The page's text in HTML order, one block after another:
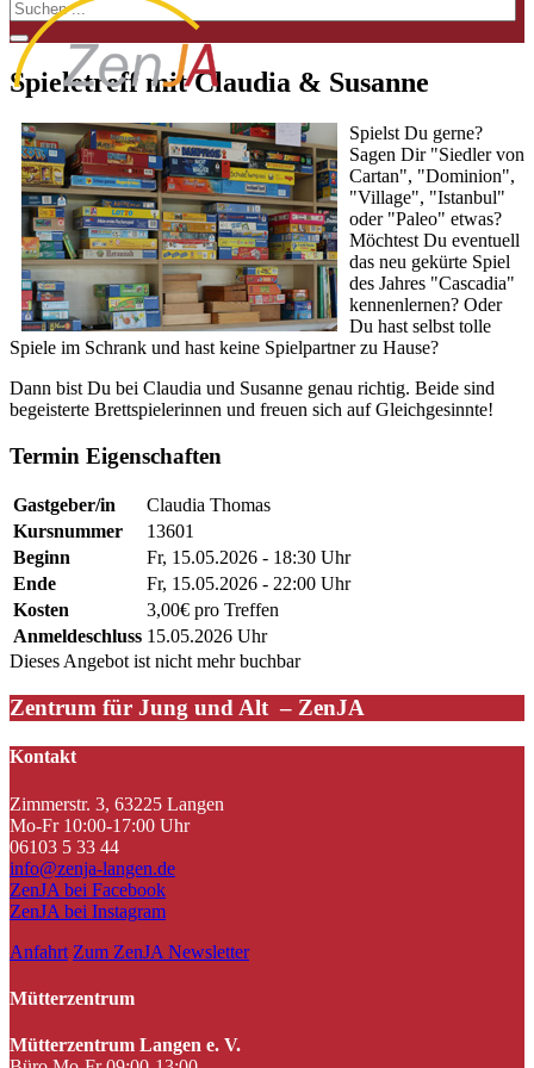
Spieletreff mit Claudia & Susanne
Spielst Du gerne?
Sagen Dir "Siedler von
Cartan", "Dominion",
"Village", "Istanbul"
oder "Paleo" etwas?
Möchtest Du eventuell
das neu gekürte Spiel
des Jahres "Cascadia"
kennenlernen? Oder
Du hast selbst tolle
Spiele im Schrank und hast keine Spielpartner zu Hause?
Dann bist Du bei Claudia und Susanne genau richtig. Beide sind
begeisterte Brettspielerinnen und freuen sich auf Gleichgesinnte!
Termin Eigenschaften
Gastgeber/in
Claudia Thomas
Kursnummer
13601
Beginn
Fr, 15.05.2026 - 18:30 Uhr
Ende
Fr, 15.05.2026 - 22:00 Uhr
Kosten
3,00€ pro Treffen
Anmeldeschluss 15.05.2026 Uhr
Dieses Angebot ist nicht mehr buchbar
Zentrum für Jung und Alt – ZenJA
Kontakt
Zimmerstr. 3, 63225 Langen
Mo-Fr 10:00-17:00 Uhr
06103 5 33 44
info@zenja-langen.de
ZenJA bei Facebook
ZenJA bei Instagram
Anfahrt Zum ZenJA Newsletter
Mütterzentrum
Mütterzentrum Langen e. V.